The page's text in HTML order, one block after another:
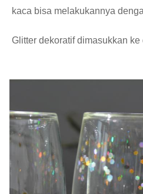
kaca bisa melakukannya
Glitter dekoratif dimasukkan